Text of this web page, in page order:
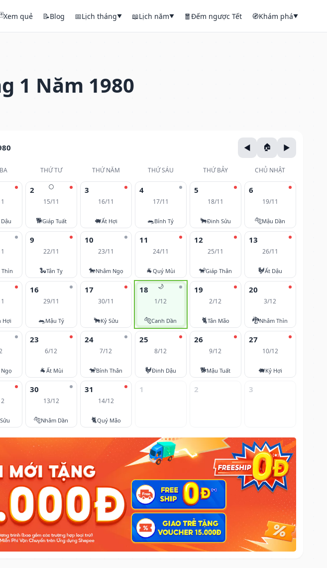
Xem quẻ 📝Blog 📅Lịch tháng▼ 📖Lịch năm▼ 🧧Đếm ngược Tết 🧭Khám phá▼
1 Năm 1980
THỨ TƯ THỨ NĂM THỨ SÁU THỨ BẢY CHỦ NHẬT
🌕
2
15/11
🐕Giáp Tuất
3
16/11
🐖Ất Hợi
4
17/11
🐀Bính Tý
5
18/11
🐂Đinh Sửu
6
19/11
🐅Mậu Dần
Thìn
9
22/11
🐍Tân Tỵ
10
23/11
🐎Nhâm Ngọ
11
24/11
🐐Quý Mùi
12
25/11
🐒Giáp Thân
13
26/11
🐓Ất Dậu
Hợi
16
29/11
🐀Mậu Tý
17
30/11
🐂Kỷ Sửu
🌙
18
1/12
🐅Canh Dần
19
2/12
🐈Tân Mão
20
3/12
🐉Nhâm Thìn
23
6/12
🐐Ất Mùi
24
7/12
🐒Bính Thân
25
8/12
🐓Đinh Dậu
26
9/12
🐕Mậu Tuất
27
10/12
🐖Kỷ Hợi
30
13/12
🐅Nhâm Dần
31
14/12
🐈Quý Mão
1 2 3